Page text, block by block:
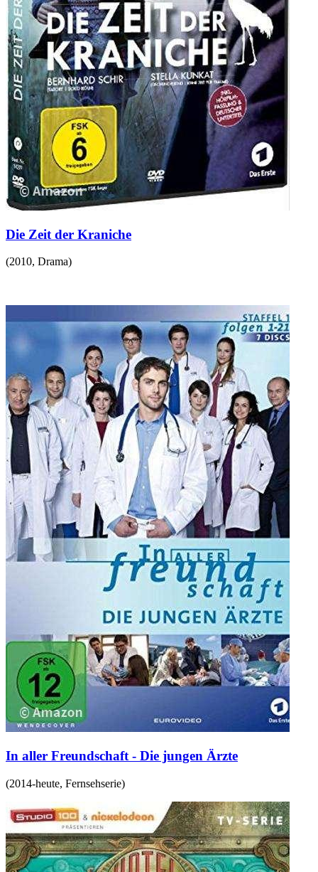
Die Zeit der Kraniche
(2010, Drama)
In aller Freundschaft - Die jungen Ärzte
(2014-heute, Fernsehserie)